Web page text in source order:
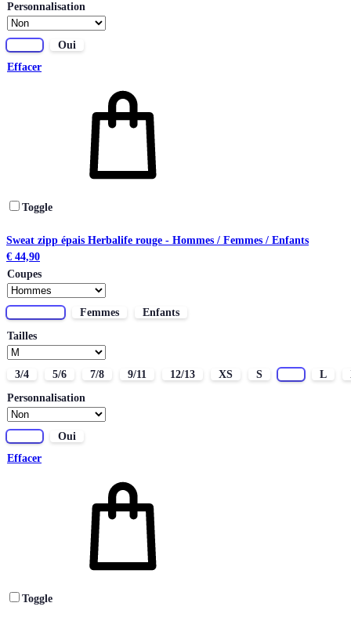
Personnalisation
Oui
Effacer
Toggle
Sweat zipp épais Herbalife rouge - Hommes / Femmes / Enfants
€ 44,90
Coupes
Femmes
Enfants
Tailles
3/4 5/6 7/8 9/11 12/13 XS S L
Personnalisation
Oui
Effacer
Toggle